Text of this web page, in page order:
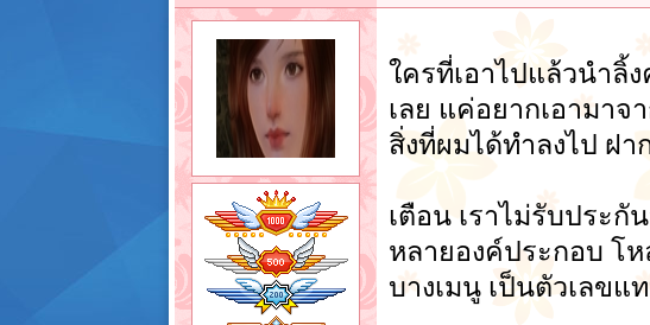
ใครที่เอาไปแล้วนำลิ้
เลย แค่อยากเอามา
สิ่งที่ผมได้ทำลงไป ฝา
เตือน เราไม่รับประ
หลายองค์ประกอบ โ
บางเมนู เป็นตัวเลขแ